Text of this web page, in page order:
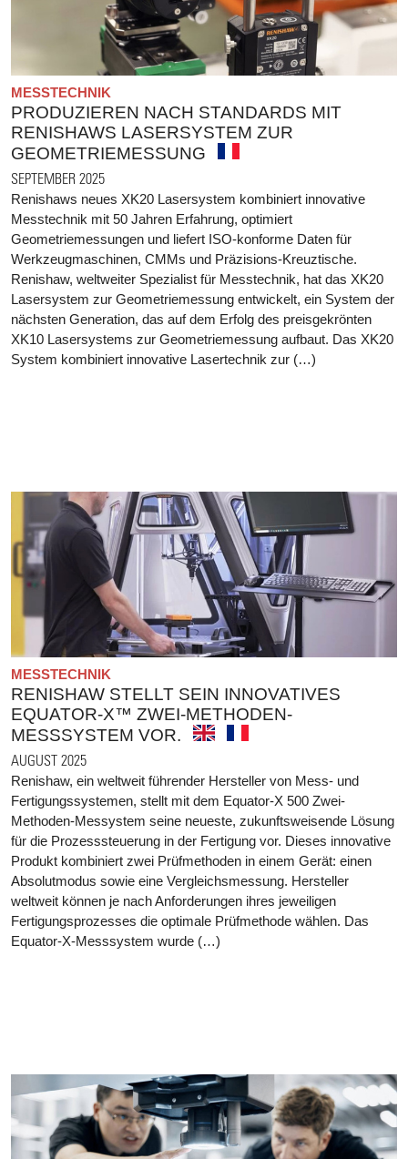
MESSTECHNIK
PRODUZIEREN NACH STANDARDS MIT
RENISHAWS LASERSYSTEM ZUR
GEOMETRIEMESSUNG
SEPTEMBER 2025
Renishaws neues XK20 Lasersystem kombiniert innovative
Messtechnik mit 50 Jahren Erfahrung, optimiert
Geometriemessungen und liefert ISO-konforme Daten für
Werkzeugmaschinen, CMMs und Präzisions-Kreuztische.
Renishaw, weltweiter Spezialist für Messtechnik, hat das XK20
Lasersystem zur Geometriemessung entwickelt, ein System der
nächsten Generation, das auf dem Erfolg des preisgekrönten
XK10 Lasersystems zur Geometriemessung aufbaut. Das XK20
System kombiniert innovative Lasertechnik zur (…)
MESSTECHNIK
RENISHAW STELLT SEIN INNOVATIVES
EQUATOR-X™ ZWEI-METHODEN-
MESSSYSTEM VOR.
AUGUST 2025
Renishaw, ein weltweit führender Hersteller von Mess- und
Fertigungssystemen, stellt mit dem Equator-X 500 Zwei-
Methoden-Messystem seine neueste, zukunftsweisende Lösung
für die Prozesssteuerung in der Fertigung vor. Dieses innovative
Produkt kombiniert zwei Prüfmethoden in einem Gerät: einen
Absolutmodus sowie eine Vergleichsmessung. Hersteller
weltweit können je nach Anforderungen ihres jeweiligen
Fertigungsprozesses die optimale Prüfmethode wählen. Das
Equator-X-Messsystem wurde (…)